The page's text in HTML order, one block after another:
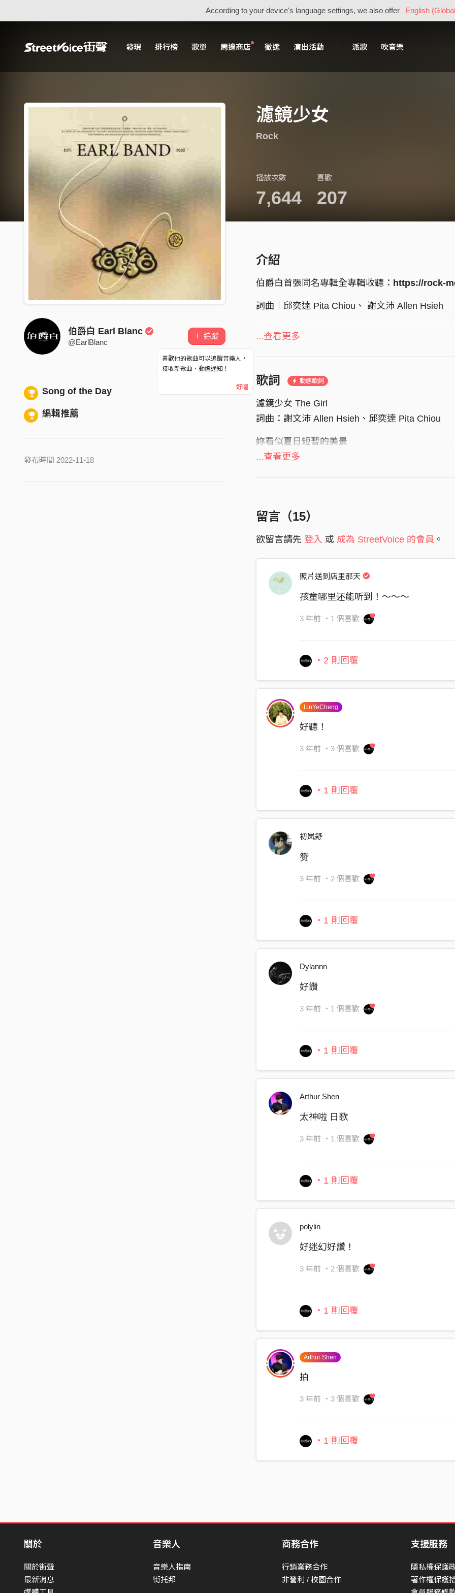
According to your device's language settings, we also offer English
發現 排行榜 歌單 周邊商店 徵選 演出活動 派歌 吹音樂
濾鏡少女
Rock
播放次數
7,644
喜歡
207
伯爵白 Earl Blanc
@EarlBlanc
＋ 追蹤
喜歡他的歌曲可以追蹤音樂人，
接收新歌曲、動態通知！
好喔
Song of the Day
編輯推薦
發布時間 2022-11-18
介紹
伯爵白首張同名專輯全專輯收聽： https://rock-
詞曲｜邱奕達 Pita Chiou、 謝文沛 Allen Hsieh
製作人 Producer｜林揮斌 Bean​
電吉他 Electric Guitar｜謝文沛 Allen Hsieh​、吳佳
電貝斯 Electric Bass｜吳佳祐 Peter Wu、謝文沛
合成器 Synthesizer｜邱奕達 Pita Chiou、謝文沛
合聲編寫 Background Vocals Arranger｜邱奕達
人聲錄音師 Vocal Recording Engineer｜林揮斌
人聲錄音助理 Vocal Recording Assistant｜葉晉宏
吉他錄音師 Guitar Recording Engineer｜林揮斌
吉他錄音助理 Guitar Recording Assistant｜葉晉
吉他錄音室 Guitar Recording Studio｜新奇鹿
鼓錄音技師 Drum Recording Tech｜張浩嘉
（有鼓氣 BackBone Music）​
鼓錄音室 Drum Recording Studio｜玉成戲院錄
混音工程師 Mixing Engineer｜林揮斌 Bean ＠
@earlblanc_
...查看更多
歌詞 動態歌詞
濾鏡少女 The Girl
詞曲：謝文沛 Allen Hsieh、邱奕達 Pita Chiou
妳看似夏⽇短暫的美景
隨著風搖擺 就消散
⼀層溫柔的質地 覆蓋秘密
勾勒浪漫的詞句 復古字體
裹上華麗的外衣 掩埋真情
妳看似冬天雪花的結晶
隨著風搖擺 就消散
其實我困在 濾鏡後 愛恨中 混亂
其實我不在意
勾勒浪漫的詞句 復古字體
裹上華麗的外衣 掩埋⾃⼰ 當我 玩具
⾃願掉入的劇情
拋棄愛情的定義
妳是濾鏡少女 好暈
隨著妳搖擺
...查看更多
留言（15）
欲留言請先 登入 或 成為 StreetVoice 的會員 。
照片送到店里那天
孩童哪里还能听到！～～～
3 年前 ・1 個喜歡
・2 則回覆
LinYeCheng
好聽！
3 年前 ・3 個喜歡
・1 則回覆
初岚舒
赞
3 年前 ・2 個喜歡
・1 則回覆
Dylannn
好讚
3 年前 ・1 個喜歡
・1 則回覆
Arthur Shen
太神啦 日歌
3 年前 ・1 個喜歡
・1 則回覆
polylin
好迷幻好讚！
3 年前 ・2 個喜歡
・1 則回覆
Arthur Shen
拍
3 年前 ・3 個喜歡
・1 則回覆
關於
關於街聲
最新消息
音樂人
音樂人指南
街托邦
商務合作
行銷業務合作
非營利 / 校園合作
支援服務
隱私權保護
著作權保護